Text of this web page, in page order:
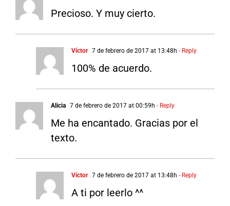
Precioso. Y muy cierto.
Víctor 7 de febrero de 2017 at 13:48h - Reply
100% de acuerdo.
Alicia 7 de febrero de 2017 at 00:59h - Reply
Me ha encantado. Gracias por el
texto.
Víctor 7 de febrero de 2017 at 13:48h - Reply
A ti por leerlo ^^